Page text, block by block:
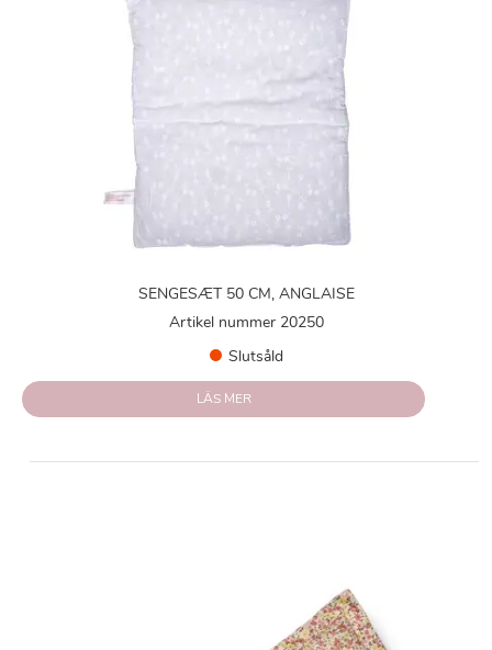
SENGESÆT 50 CM, ANGLAISE
Artikel nummer 20250
Slutsåld
LÄS MER